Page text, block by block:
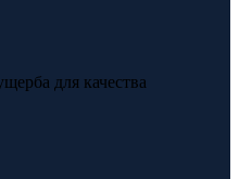
для качества